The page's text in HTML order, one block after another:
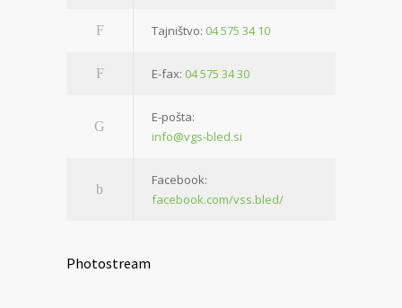
Tajništvo: 04 575 34 10
E-fax: 04 575 34 30
E-pošta:
info@vgs-bled.si
Facebook:
facebook.com/vss.bled/
Photostream